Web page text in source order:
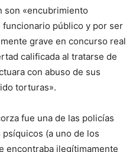
son «encubrimiento
público y por ser
grave en concurso real
calificada al tratarse de
con abuso de sus
torturas».
fue una de las policías
(a uno de los
encontraba ilegítimamente